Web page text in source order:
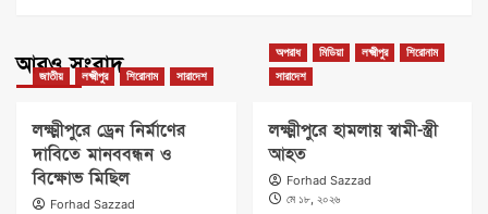
আরও সংবাদ
জাতীয় লক্ষ্মীপুর শিরোনাম সারাদেশ
লক্ষ্মীপুরে ড্রেন নির্মাণের
দাবিতে মানববন্ধন ও
বিক্ষোভ মিছিল
Forhad Sazzad
অপরাধ মিডিয়া লক্ষ্মীপুর
শিরোনাম
সারাদেশ
লক্ষ্মীপুরে হামলায় স্বামী-স্ত্রী
আহত
Forhad Sazzad
মে ১৮, ২০২৬